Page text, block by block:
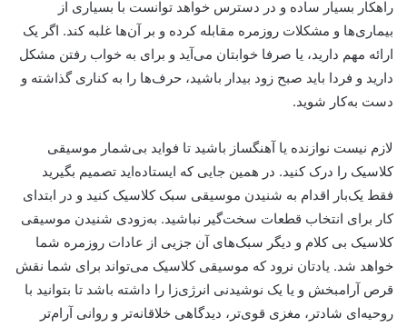
راهکار بسیار ساده و در دسترس خواهد توانست با بسیاری از
بیماری‌ها و مشکلات روزمره مقابله کرده و بر آن‌ها غلبه کند. اگر یک
ارائه مهم دارید، یا صرفا خوابتان می‌آید و برای به خواب رفتن مشکل
دارید و فردا باید صبح زود بیدار باشید، حرف‌ها را به کناری گذاشته و
دست به‌کار شوید.
لازم نیست نوازنده یا آهنگساز باشید تا فواید بی‌شمار موسیقی
کلاسیک را درک کنید. در همین جایی که ایستاده‌اید تصمیم بگیرید
فقط یک‌بار اقدام به شنیدن موسیقی سبک کلاسیک کنید و در ابتدای
کار برای انتخاب قطعات سخت‌گیر نباشید. به‌زودی شنیدن موسیقی
کلاسیک بی کلام و دیگر سبک‌های آن جزیی از عادات روزمره شما
خواهد شد. یادتان نرود که موسیقی کلاسیک می‌تواند برای شما نقش
قرص آرامبخش و یا یک نوشیدنی انرژی‌زا را داشته باشد تا بتوانید با
روحیه‌ای شادتر، مغزی قوی‌تر، دیدگاهی خلاقانه‌تر و روانی آرام‌تر